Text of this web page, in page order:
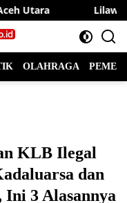
Lilawangsa
OLAHRAGA
KLB Ilegal
dan
3 Alasannya